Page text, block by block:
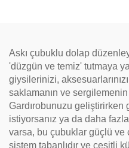
Askı çubuklu dolap
'düzgün ve temiz' tutmaya
giysilerinizi,
saklamanın ve
Gardırobunuzu
istiyorsanız ya da daha
varsa, bu çubuklar güçlü ve
sistem tabanlıdır ve çeşitli